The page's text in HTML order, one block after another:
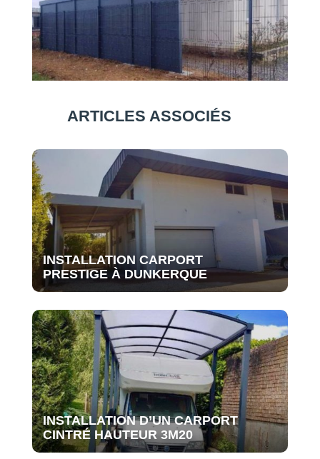
ARTICLES ASSOCIÉS
INSTALLATION CARPORT
PRESTIGE À DUNKERQUE
INSTALLATION D’UN CARPORT
CINTRÉ HAUTEUR 3M20